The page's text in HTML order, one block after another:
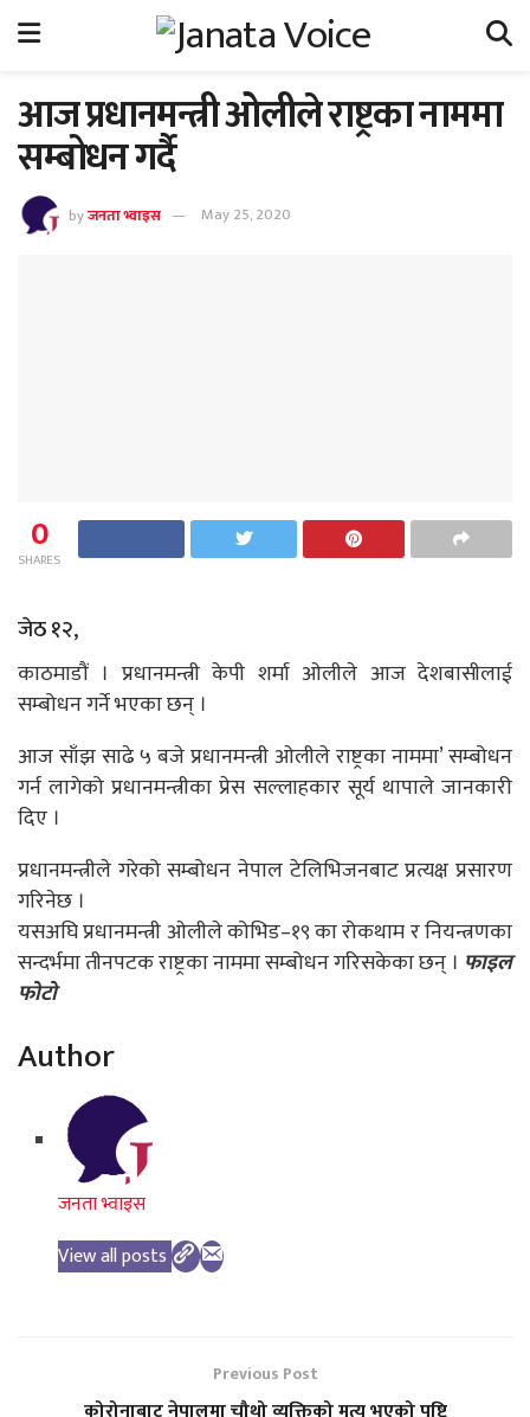
आज प्रधानमन्त्री ओलीले राष्ट्रका नाममा
सम्बोधन गर्दै
byजनता भ्वाइस May 25, 2020
0
SHARES
जेठ १२,
काठमाडौं । प्रधानमन्त्री केपी शर्मा ओलीले आज देशबासीलाई
सम्बोधन गर्ने भएका छन् ।
आज साँझ साढे ५ बजे प्रधानमन्त्री ओलीले राष्ट्रका नाममा’ सम्बोधन
गर्न लागेको प्रधानमन्त्रीका प्रेस सल्लाहकार सूर्य थापाले जानकारी
दिए ।
प्रधानमन्त्रीले गरेको सम्बोधन नेपाल टेलिभिजनबाट प्रत्यक्ष प्रसारण
गरिनेछ ।
यसअघि प्रधानमन्त्री ओलीले कोभिड–१९ का रोकथाम र नियन्त्रणका
सन्दर्भमा तीनपटक राष्ट्रका नाममा सम्बोधन गरिसकेका छन् । फाइल
फोटो
Author
जनता भ्वाइस
View all posts
Previous Post